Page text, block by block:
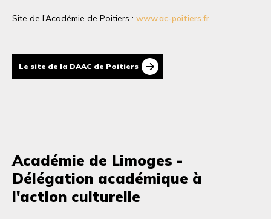
Site de l’Académie de Poitiers : www.ac-poitiers.fr
Le site de la DAAC de Poitiers
Académie de Limoges -
Délégation académique à
l'action culturelle